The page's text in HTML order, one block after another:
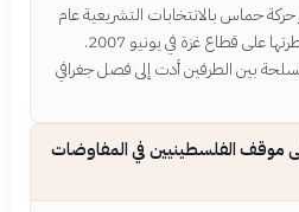
حماس بالانتخابات التشريعية عام
2006 وتصاعدت حدته مع سيطرتها على قطاع غزة في يونيو 2007.
بين الطرفين أدت إلى فصل جغرافي
موقف الفلسطينيين في المفاوضات